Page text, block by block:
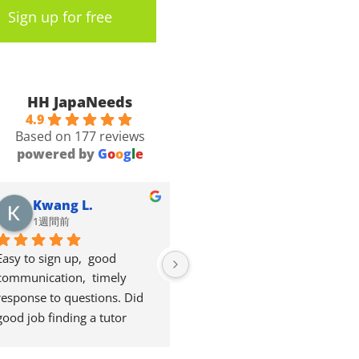
Sign up for free
HH JapaNeeds
4.9
Based on 177 reviews
powered byGoogle
Kwang L.
1週間前
to sign up,  good
timely
to questions. Did
job finding a tutor